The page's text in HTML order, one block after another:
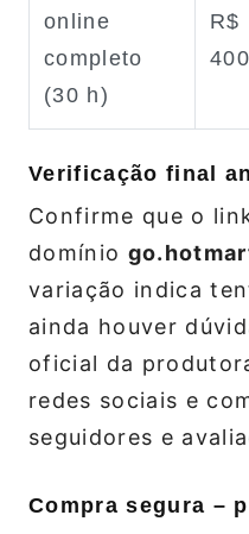
online
completo
(30 h)
R$
Verificação final
Confirme que o
domínio
variação indica
ainda houver
oficial da
redes sociais e
seguidores e
Compra segura –